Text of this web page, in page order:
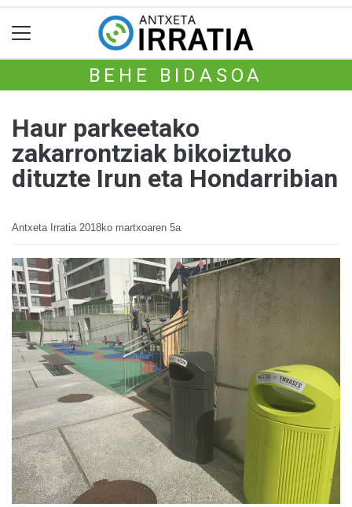
BEHE BIDASOA
Haur parkeetako
zakarrontziak bikoiztuko
dituzte Irun eta Hondarribian
Antxeta Irratia 2018ko martxoaren 5a